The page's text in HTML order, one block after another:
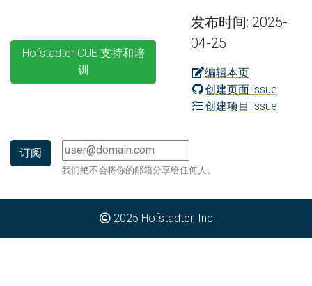
Hofstadter CUE 支持和培
训
发布时间: 2025-
04-25
编辑本页
创建页面 issue
创建项目 issue
我们绝不会将你的邮箱分享给任何人。
2025 Hofstadter, Inc